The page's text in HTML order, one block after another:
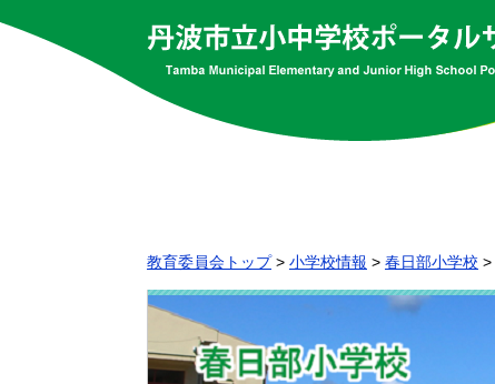
教育委員会トップ > 小学校情報 > 春日部小学校 >